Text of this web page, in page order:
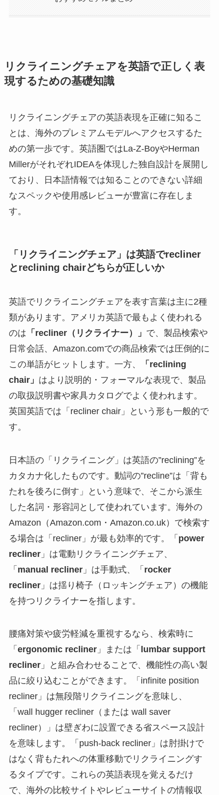
リクライニングチェアを英語で正しく表
現するための基礎知識
リクライニングチェアの英語表現を正確に知るこ
とは、海外のプレミアムモデルへアクセスするた
めの第一歩です。英語圏ではLa-Z-BoyやHerman
MillerがそれぞれIDEAを体現した独自設計を展開し
ており、日本語情報では知ることのできない詳細
なスペックや使用感レビューが豊富に存在しま
す。
「リクライニングチェア」は英語でrecliner
とreclining chairどちらが正しいか
英語でリクライニングチェアを表す言葉は主に2種
類があります。アメリカ英語で最もよく使われる
のは 「recliner（リクライナー）」 で、製品検索や
日常会話、Amazon.comでの商品検索では圧倒的に
この単語がヒットします。一方、
「reclining
chair」 はより説明的・フォーマルな表現で、製品
の取扱説明書や家具カタログでよく使われます。
英国英語では「recliner chair」という形も一般的で
す。
日本語の「リクライニング」は英語の”reclining”を
カタカナ化したものです。動詞の”recline”は「背も
たれを後ろに倒す」という意味で、そこから派生
した名詞・形容詞として使われています。海外の
Amazon（Amazon.com・Amazon.co.uk）で検索す
る場合は「recliner」が最も効率的です。「 power
recliner」は電動リクライニングチェア、
「 manual recliner」は手動式、「 rocker
recliner」は揺り椅子（ロッキングチェア）の機能
を持つリクライナーを指します。
腰痛対策や疲労軽減を重視するなら、検索時に
「 ergonomic recliner」または「 lumbar support
recliner」と組み合わせることで、機能性の高い製
品に絞り込むことができます。「infinite position
recliner」は無段階リクライニングを意味し、
「wall hugger recliner（または wall saver
recliner）」は壁ぎわに設置できる省スペース設計
を意味します。「push-back recliner」は肘掛けで
はなく背もたれへの体重移動でリクライニングす
るタイプです。これらの英語表現を覚えるだけ
で、海外の比較サイトやレビューサイトの情報収